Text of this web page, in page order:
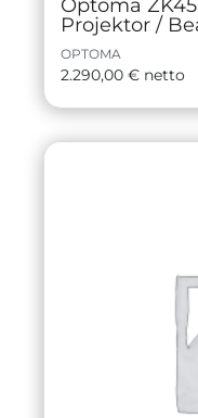
Optoma
Projektor /
OPTOMA
2.290,00 € netto